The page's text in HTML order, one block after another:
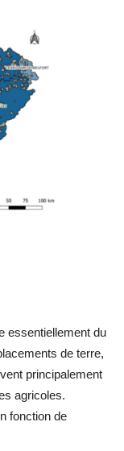
essentiellement du
de terre,
principalement
agricoles.
fonction de